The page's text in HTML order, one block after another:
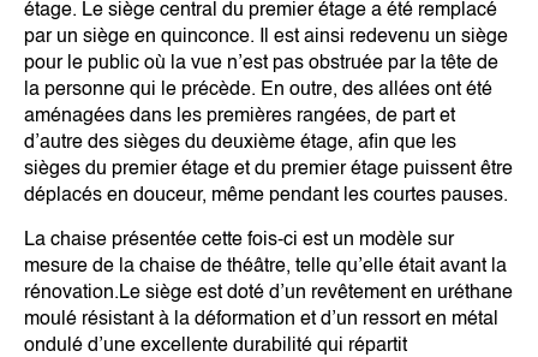
étage. Le siège central du premier étage a été remplacé
par un siège en quinconce. Il est ainsi redevenu un siège
pour le public où la vue n’est pas obstruée par la tête de
la personne qui le précède. En outre, des allées ont été
aménagées dans les premières rangées, de part et
d’autre des sièges du deuxième étage, afin que les
sièges du premier étage et du premier étage puissent être
déplacés en douceur, même pendant les courtes pauses.
La chaise présentée cette fois-ci est un modèle sur
mesure de la chaise de théâtre, telle qu’elle était avant la
rénovation.Le siège est doté d’un revêtement en uréthane
moulé résistant à la déformation et d’un ressort en métal
ondulé d’une excellente durabilité qui répartit